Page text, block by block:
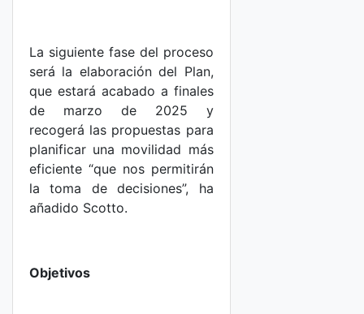
La siguiente fase del proceso
será la elaboración del Plan,
que estará acabado a finales
de marzo de 2025 y
recogerá las propuestas para
planificar una movilidad más
eficiente “que nos permitirán
la toma de decisiones”, ha
añadido Scotto.
Objetivos